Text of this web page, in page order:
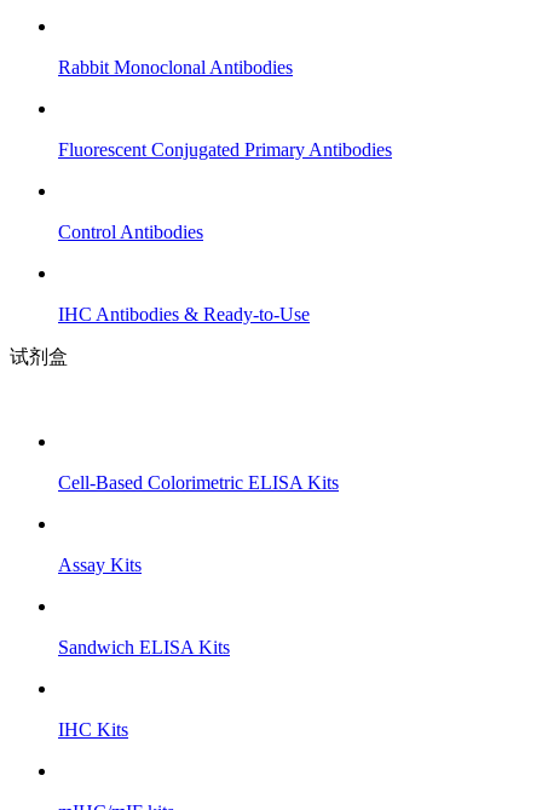
Rabbit Monoclonal Antibodies
Fluorescent Conjugated Primary Antibodies
Control Antibodies
IHC Antibodies & Ready-to-Use
试剂盒
Cell-Based Colorimetric ELISA Kits
Assay Kits
Sandwich ELISA Kits
IHC Kits